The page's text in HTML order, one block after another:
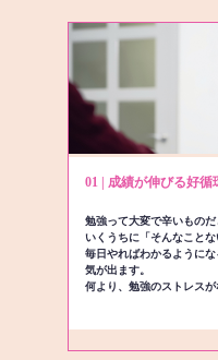
01 | 成績が伸びる好循
勉強って大変で辛いもの
いくうちに「そんなことな
毎日やればわかるように
気が出ます。
何より、勉強のストレスが